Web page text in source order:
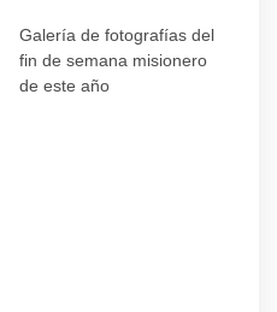
Galería de fotografías del
fin de semana misionero
de este año